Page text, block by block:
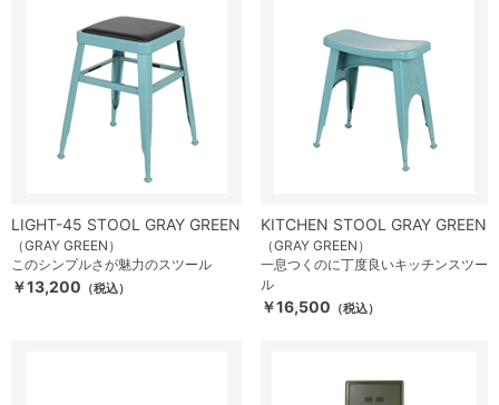
LIGHT-45 STOOL GRAY GREEN
（GRAY GREEN）
このシンプルさが魅力のスツール
￥13,200 （税込）
KITCHEN STOOL GRAY GREEN
（GRAY GREEN）
一息つくのに丁度良いキッチンスツー
ル
￥16,500 （税込）